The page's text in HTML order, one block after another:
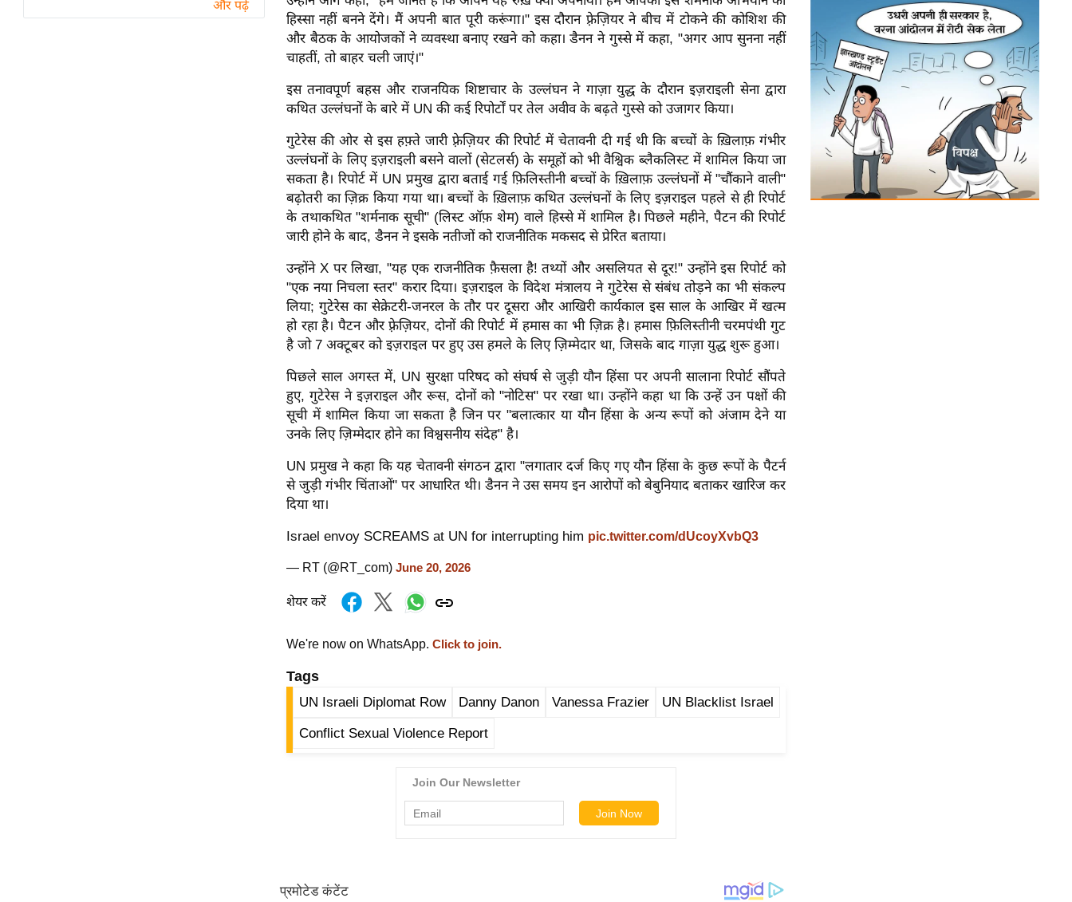
और पढ़ें
हिस्सा नहीं बनने देंगे। मैं अपनी बात पूरी करूंगा।" इस दौरान फ़्रेज़ियर ने बीच में टोकने की कोशिश की
और बैठक के आयोजकों ने व्यवस्था बनाए रखने को कहा। डैनन ने गुस्से में कहा, "अगर आप सुनना नहीं
चाहतीं, तो बाहर चली जाएं।"
इस तनावपूर्ण बहस और राजनयिक शिष्टाचार के उल्लंघन ने गाज़ा युद्ध के दौरान इज़राइली सेना द्वारा
कथित उल्लंघनों के बारे में UN की कई रिपोर्टों पर तेल अवीव के बढ़ते गुस्से को उजागर किया।
गुटेरेस की ओर से इस हफ़्ते जारी फ़्रेज़ियर की रिपोर्ट में चेतावनी दी गई थी कि बच्चों के ख़िलाफ़ गंभीर
उल्लंघनों के लिए इज़राइली बसने वालों (सेटलर्स) के समूहों को भी वैश्विक ब्लैकलिस्ट में शामिल किया जा
सकता है। रिपोर्ट में UN प्रमुख द्वारा बताई गई फ़िलिस्तीनी बच्चों के ख़िलाफ़ उल्लंघनों में "चौंकाने वाली"
बढ़ोतरी का ज़िक्र किया गया था।बच्चों के ख़िलाफ़ कथित उल्लंघनों के लिए इज़राइल पहले से ही रिपोर्ट
के तथाकथित "शर्मनाक सूची" (लिस्ट ऑफ़ शेम) वाले हिस्से में शामिल है। पिछले महीने, पैटन की रिपोर्ट
जारी होने के बाद, डैनन ने इसके नतीजों को राजनीतिक मकसद से प्रेरित बताया।
उन्होंने X पर लिखा, "यह एक राजनीतिक फ़ैसला है! तथ्यों और असलियत से दूर!" उन्होंने इस रिपोर्ट को
"एक नया निचला स्तर" करार दिया।इज़राइल के विदेश मंत्रालय ने गुटेरेस से संबंध तोड़ने का भी संकल्प
लिया; गुटेरेस का सेक्रेटरी-जनरल के तौर पर दूसरा और आखिरी कार्यकाल इस साल के आखिर में खत्म
हो रहा है। पैटन और फ़्रेज़ियर, दोनों की रिपोर्ट में हमास का भी ज़िक्र है। हमास फ़िलिस्तीनी चरमपंथी गुट
है जो 7 अक्टूबर को इज़राइल पर हुए उस हमले के लिए ज़िम्मेदार था, जिसके बाद गाज़ा युद्ध शुरू हुआ।
पिछले साल अगस्त में, UN सुरक्षा परिषद को संघर्ष से जुड़ी यौन हिंसा पर अपनी सालाना रिपोर्ट सौंपते
हुए, गुटेरेस ने इज़राइल और रूस, दोनों को "नोटिस" पर रखा था। उन्होंने कहा था कि उन्हें उन पक्षों की
सूची में शामिल किया जा सकता है जिन पर "बलात्कार या यौन हिंसा के अन्य रूपों को अंजाम देने या
उनके लिए ज़िम्मेदार होने का विश्वसनीय संदेह" है।
UN प्रमुख ने कहा कि यह चेतावनी संगठन द्वारा "लगातार दर्ज किए गए यौन हिंसा के कुछ रूपों के पैटर्न
से जुड़ी गंभीर चिंताओं" पर आधारित थी। डैनन ने उस समय इन आरोपों को बेबुनियाद बताकर खारिज कर
दिया था।
Israel envoy SCREAMS at UN for interrupting him pic.twitter.com/dUcoyXvbQ3
— RT (@RT_com) June 20, 2026
शेयर करें
We're now on WhatsApp. Click to join.
Tags
UN Israeli Diplomat Row Danny Danon Vanessa Frazier UN Blacklist Israel
Conflict Sexual Violence Report